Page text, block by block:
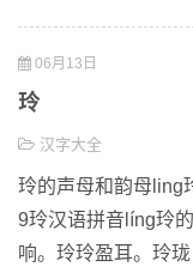
06月13日
玲
汉字大全
玲的声母和韵母ling
9玲汉语拼音líng玲
响。玲玲盈耳。玲